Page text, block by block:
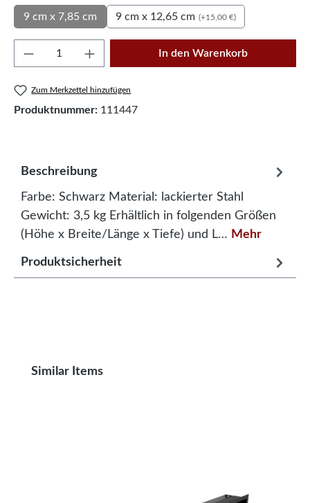
9 cm x 7,85 cm 9 cm x 12,65 cm (+15,00 €)
Produkt Anzahl: Gib den gewünschten
In den Warenkorb
Zum Merkzettel hinzufügen
Produktnummer: 111447
Beschreibung
Farbe: Schwarz Material: lackierter Stahl
Gewicht: 3,5 kg Erhältlich in folgenden Größen
(Höhe x Breite/Länge x Tiefe) und L… Mehr
Produktsicherheit
Produktgalerie überspringen
Similar Items